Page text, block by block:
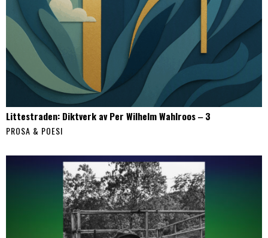
Littestraden: Diktverk av Per Wilhelm Wahlroos ‒ 3
PROSA & POESI